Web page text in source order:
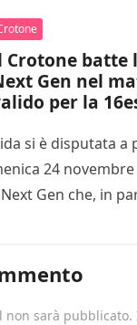
Crotone batte
Gen nel
per la
si è disputata
24
Gen che, in
sarà pubblicato.